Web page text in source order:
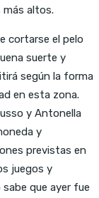
más altos.
cortarse el pelo
suerte y
según la forma
en esta zona.
y Antonella
y
previstas en
juegos y
que ayer fue